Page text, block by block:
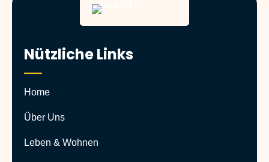
Nützliche Links
Home
Über Uns
Leben & Wohnen